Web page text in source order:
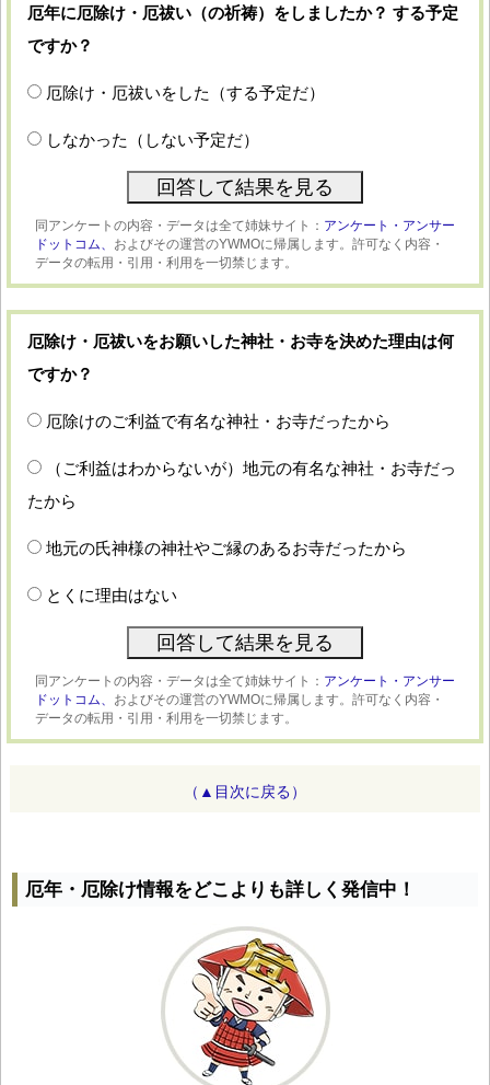
厄年に厄除け・厄祓い（の祈祷）をしましたか？ する予定
ですか？
厄除け・厄祓いをした（する予定だ）
しなかった（しない予定だ）
同アンケートの内容・データは全て姉妹サイト： アンケート・アンサー
ドットコム、 およびその運営のYWMOに帰属します。許可なく内容・
データの転用・引用・利用を一切禁じます。
厄除け・厄祓いをお願いした神社・お寺を決めた理由は何
ですか？
厄除けのご利益で有名な神社・お寺だったから
（ご利益はわからないが）地元の有名な神社・お寺だっ
たから
地元の氏神様の神社やご縁のあるお寺だったから
とくに理由はない
同アンケートの内容・データは全て姉妹サイト： アンケート・アンサー
ドットコム、 およびその運営のYWMOに帰属します。許可なく内容・
データの転用・引用・利用を一切禁じます。
（▲目次に戻る）
厄年・厄除け情報をどこよりも詳しく発信中！